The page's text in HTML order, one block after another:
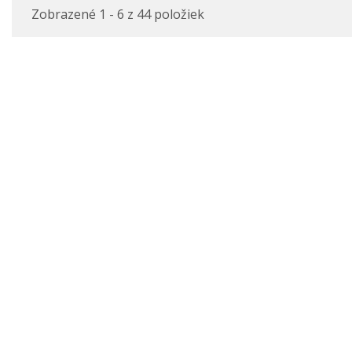
Zobrazené 1 - 6 z 44 položiek